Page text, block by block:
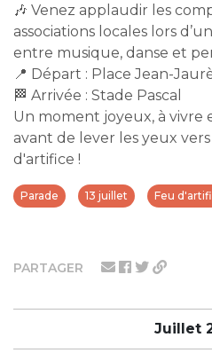
PARTAGER
Juillet
🎶 Venez applaudir les
associations locales lors
entre musique, danse et
📍 Départ : Place Jean-
🏁 Arrivée : Stade Pascal
Un moment joyeux, à vivre
avant de lever les yeux
d'artifice !
Parade 13 juillet Feu